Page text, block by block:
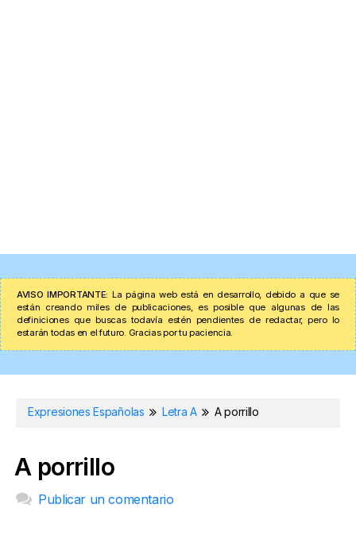
AVISO IMPORTANTE: La página web está en desarrollo, debido a que se
están creando miles de publicaciones, es posible que algunas de las
definiciones que buscas todavía estén pendientes de redactar, pero lo
estarán todas en el futuro. Gracias por tu paciencia.
Expresiones Españolas Letra A A porrillo
A porrillo
Publicar un comentario